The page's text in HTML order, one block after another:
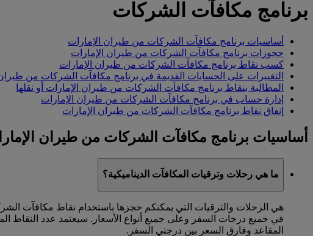
برنامج مكافآت الشركات
أساسيات برنامج مكافآت الشركات من طيران الإمارات
حجوزات برنامج مكافآت الشركات من طيران الإمارات
كسب نقاط برنامج مكافآت الشركات من طيران الإمارات
التغييرات على الحسابات القديمة في برنامج مكافآت الشركات من
المطالبة بنقاط برنامج مكافآت الشركات من طيران الإمارات أو نقلها
إدارة حساب في برنامج مكافآت الشركات من طيران الإمارات
إنفاق نقاط برنامج مكافآت الشركات من طيران الإمارات
أساسيات برنامج مكافآت الشركات من طيران
ما هي رحلات وترقيات المكافآت الديناميكية؟
هي الرحلات والترقيات التي يمكنكم حجزها باستخدام نقاط مكافآت
في جميع درجات السفر وعلى جميع أنواع الأسعار. سيعتمد عدد النقاط
المقاعد وفارق السعر بين درجتي السفر.